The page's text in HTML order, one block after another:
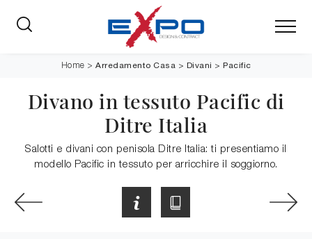
Home > Arredamento Casa > Divani > Pacific
Divano in tessuto Pacific di
Ditre Italia
Salotti e divani con penisola Ditre Italia: ti presentiamo il
modello Pacific in tessuto per arricchire il soggiorno.